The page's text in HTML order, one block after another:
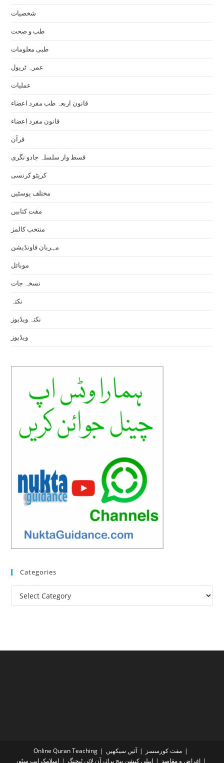
شخصیات
طب و صحت
طبی معلومات
عمرہ ٹریول
عملیات
قانون اربعہ طب مفرد اعضاء
قانون مفرد اعضاء
قرآن
قسط وار سلسلہ جادو نگری
کرپٹو کرنسی
مختلف پوسٹیں
مفت کتابیں
منتخب کالمز
مہربان فاونڈیشن
موبائل
نسخہ جات
نکتہ
نکتہ ویڈیوز
ویڈیوز
Categories
Categories
Online Quran Teaching آئیں سیکھیں
مفت کورسسز
اسلامک ایپ سٹور
ایپلی کیشن پیج برائے آن لائن ٹیچنگ اغراض و مقاصد